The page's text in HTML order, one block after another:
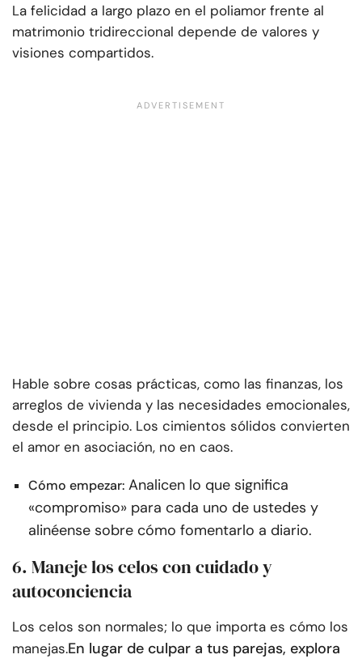
La felicidad a largo plazo en el poliamor frente al
matrimonio tridireccional depende de valores y
visiones compartidos.
Hable sobre cosas prácticas, como las finanzas, los
arreglos de vivienda y las necesidades emocionales,
desde el principio. Los cimientos sólidos convierten
el amor en asociación, no en caos.
Cómo empezar: Analicen lo que significa
«compromiso» para cada uno de ustedes y
alinéense sobre cómo fomentarlo a diario.
6. Maneje los celos con cuidado y
autoconciencia
Los celos son normales; lo que importa es cómo los
manejas.En lugar de culpar a tus parejas, explora